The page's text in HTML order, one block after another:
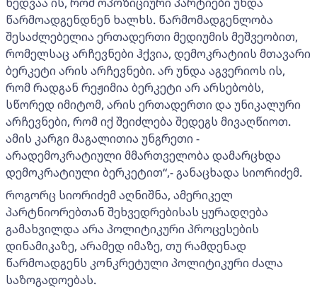
წარმოადგენდნენ ხალხს. წარმომადგენლობა
შესაძლებელია ერთადერთი მედიუმის მეშვეობით,
რომელსაც არჩევნები ჰქვია, დემოკრატიის მთავარი
ბერკეტი არის არჩევნები. არ უნდა აგვერიოს ის,
რომ რადგან რეჟიმია ბერკეტი არ არსებობს,
სწორედ იმიტომ, არის ერთადერთი და უნიკალური
არჩევნები, რომ იქ შეიძლება შედეგს მივაღწიოთ.
ამის კარგი მაგალითია უნგრეთი -
არადემოკრატიული მმართველობა დამარცხდა
დემოკრატიული ბერკეტით“,- განაცხადა სიორიძემ.
როგორც სიორიძემ აღნიშნა, ამერიკელ
პარტნიორებთან შეხვედრებისას ყურადღება
გამახვილდა არა პოლიტიკური პროცესების
დინამიკაზე, არამედ იმაზე, თუ რამდენად
წარმოადგენს კონკრეტული პოლიტიკური ძალა
საზოგადოებას.